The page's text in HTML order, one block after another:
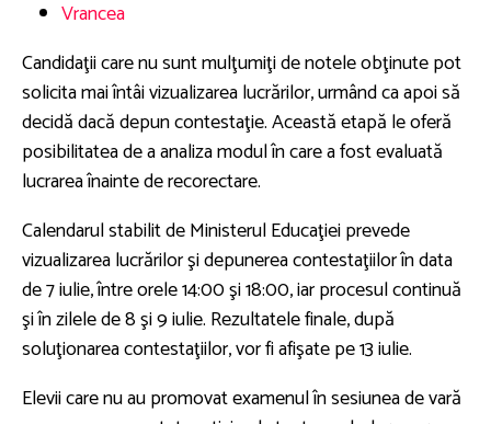
Vrancea
Candidaţii care nu sunt mulţumiţi de notele obţinute pot
solicita mai întâi vizualizarea lucrărilor, urmând ca apoi să
decidă dacă depun contestaţie. Această etapă le oferă
posibilitatea de a analiza modul în care a fost evaluată
lucrarea înainte de recorectare.
Calendarul stabilit de Ministerul Educaţiei prevede
vizualizarea lucrărilor şi depunerea contestaţiilor în data
de 7 iulie, între orele 14:00 şi 18:00, iar procesul continuă
şi în zilele de 8 şi 9 iulie. Rezultatele finale, după
soluţionarea contestaţiilor, vor fi afişate pe 13 iulie.
Elevii care nu au promovat examenul în sesiunea de vară